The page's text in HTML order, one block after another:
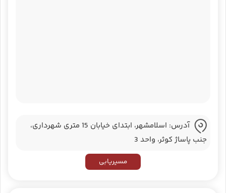
آدرس: اسلامشهر، ابتدای خیابان 15 متری شهرداری،
جنب پاساژ کوثر، واحد 3
مسیریابی